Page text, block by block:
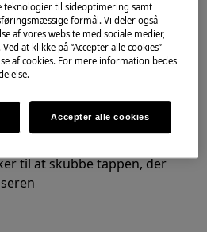
(se det relevante afsnit).
til at skubbe tappen, der
teknologier til sideoptimering samt
formål. Vi deler også
af vores website med sociale medier,
at klikke på “Accepter alle cookies”
af cookies. For mere information bedes
Accepter alle cookies